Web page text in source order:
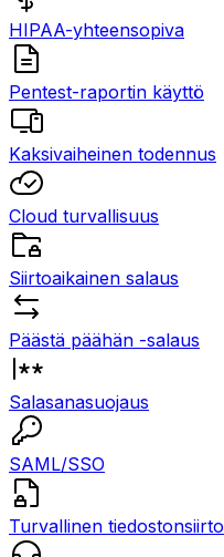
HIPAA-yhteensopiva
Pentest-raportin käyttö
Kaksivaiheinen todennus
Cloud turvallisuus
Siirtoaikainen salaus
Päästä päähän -salaus
Salasanasuojaus
SAML/SSO
Turvallinen tiedostonsiirto